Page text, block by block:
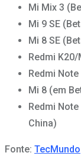
Mi Mix 3
Mi 9 SE
Mi 8 SE
Redmi
Redmi
Mi 8 (em
Redmi
China)
Fonte: TecMundo